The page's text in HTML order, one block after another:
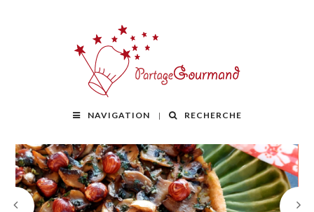
NAVIGATION RECHERCHE